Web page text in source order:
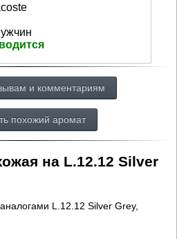
и комментариям
похожий аромат
на L.12.12 Silver
L.12.12 Silver Grey,